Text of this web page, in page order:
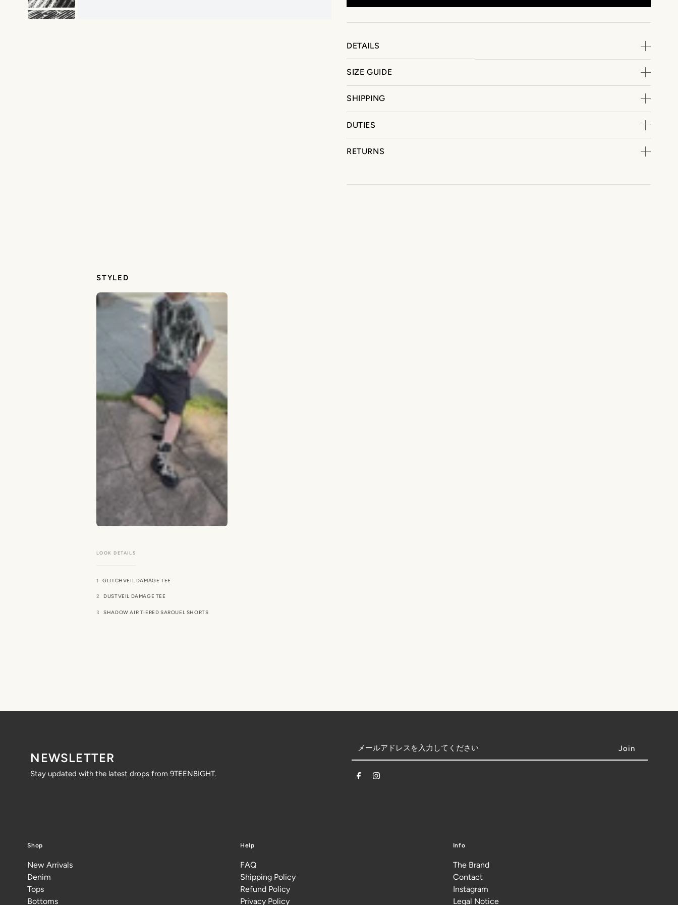
DETAILS
SIZE GUIDE
SHIPPING
DUTIES
RETURNS
STYLED
GLITCHVEIL DAMAGE TEE
DUSTVEIL DAMAGE TEE
SHADOW AIR TIERED SAROUEL SHORTS
NEWSLETTER
Stay updated with the latest drops from 9TEEN8IGHT.
Shop
New Arrivals
Denim
Tops
Bottoms
Help
FAQ
Shipping Policy
Refund Policy
Privacy Policy
Info
The Brand
Contact
Instagram
Legal Notice